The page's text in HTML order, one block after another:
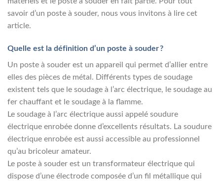
savoir d’un poste à souder, nous vous invitons à lire cet
article.
Quelle est la définition d’un poste à souder ?
Un poste à souder est un appareil qui permet d’allier entre
elles des pièces de métal. Différents types de soudage
existent tels que le soudage à l’arc électrique, le soudage au
fer chauffant et le soudage à la flamme.
Le soudage à l’arc électrique aussi appelé soudure
électrique enrobée donne d’excellents résultats. La soudure
électrique enrobée est aussi accessible au professionnel
qu’au bricoleur amateur.
Le poste à souder est un transformateur électrique qui
dispose d’une électrode composée d’un fil métallique qui